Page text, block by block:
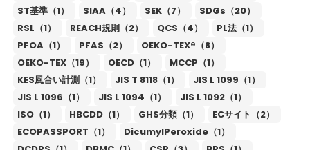
ST基準（1）
SIAA（4） SEK（7）
SDGs（20）
RSL（1）
REACH規則（2） QCS（4）
PL法（1）
PFOA（1）
PFAS（2）
OEKO-TEX®（8）
OEKO-TEX（19）
OECD（1）
MCCP（1）
KES風合い計測（1）
JIS T 8118（1）
JIS L 1099（1）
JIS L 1096（1）
JIS L 1094（1）
JIS L 1092（1）
ISO（1）
HBCDD（1） GHS分類（1）
ECサイト（2）
ECOPASSPORT（1）
DicumylPeroxide（1）